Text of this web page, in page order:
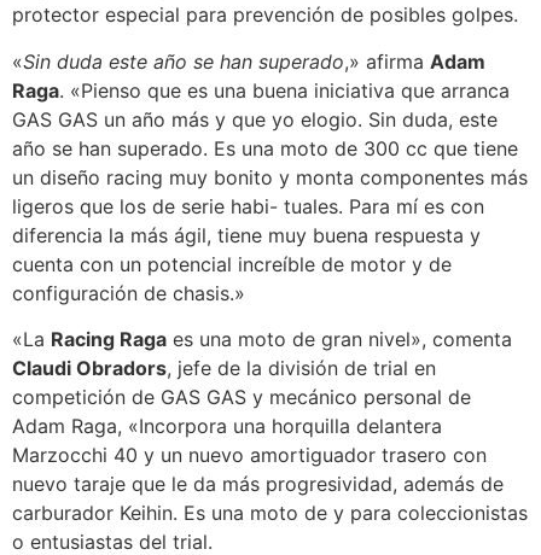
protector especial para prevención de posibles golpes.
«Sin duda este año se han superado,» afirma Adam
Raga. «Pienso que es una buena iniciativa que arranca
GAS GAS un año más y que yo elogio. Sin duda, este
año se han superado. Es una moto de 300 cc que tiene
un diseño racing muy bonito y monta componentes más
ligeros que los de serie habi- tuales. Para mí es con
diferencia la más ágil, tiene muy buena respuesta y
cuenta con un potencial increíble de motor y de
configuración de chasis.»
«La Racing Raga es una moto de gran nivel», comenta
Claudi Obradors, jefe de la división de trial en
competición de GAS GAS y mecánico personal de
Adam Raga, «Incorpora una horquilla delantera
Marzocchi 40 y un nuevo amortiguador trasero con
nuevo taraje que le da más progresividad, además de
carburador Keihin. Es una moto de y para coleccionistas
o entusiastas del trial.